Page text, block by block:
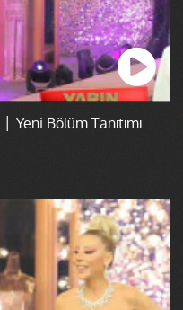
Bölüm Tanıtımı